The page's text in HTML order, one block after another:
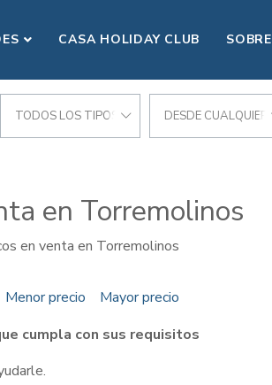
CASA HOLIDAY CLUB
TODOS LOS TIPOS DESDE CUALQUIER
en Torremolinos
en venta en Torremolinos
Menor precio
Mayor precio
cumpla con sus requisitos